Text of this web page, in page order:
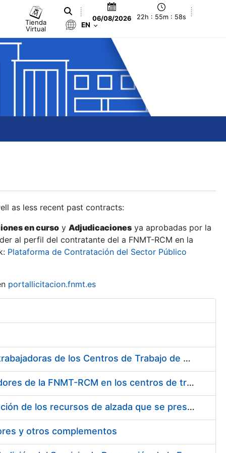
Tienda
Virtual
06/08/2026 22h : 55m : 59s
EN
as less recent past contracts:
en curso y Adjudicaciones ya aprobadas por la
al perfil del contratante del a FNMT-RCM en la
Plataforma de Contratación del Sector Público
portallicitacion.fnmt.es
Suministro de Protectores Auditivos a medida para las personas trabajadoras de los Centros de Trabajo de Madrid y Burgos
Suministro de gafas graduadas antiproyecciones para los trabajadores de la FNMT-RCM en los centros de trabajo de Madrid y Burgos
Servicios de una empresa externa para el asesoramiento y resolución de los recursos de alzada que se presentan relacionados con procesos de selección para la FNMT-RCM
y otros complementos